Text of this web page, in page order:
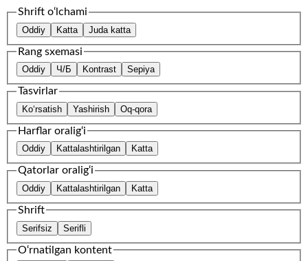
Shrift o‘lchami
Oddiy Katta Juda katta
Rang sxemasi
Oddiy Ч/Б Kontrast Sepiya
Tasvirlar
Ko‘rsatish Yashirish Oq-qora
Harflar oralig‘i
Oddiy Kattalashtirilgan Katta
Qatorlar oralig‘i
Oddiy Kattalashtirilgan Katta
Shrift
Serifsiz Serifli
O‘rnatilgan kontent